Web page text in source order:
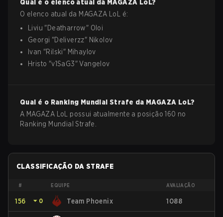
Qual é o elenco atual da MAGAZA LoL?
O elenco atual da MAGAZA LoL
é:
Liviu "Deatharrow" Oloi
Georgi "Deliverzz" Nikolov
Ivan "Rilski" Mihaylov
Hristo "v1SaG3"Vangelov
Qual é o Ranking Mundial Strafe da MAGAZA LoL?
A MAGAZA LoL possui atualmente a posição 160 no
Ranking Mundial Strafe.
CLASSIFICAÇÃO DA STRAFE
# EQUIPE AVALIAÇÃO
156 ⏷ 0 Team Phoenix 1088